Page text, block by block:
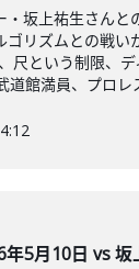
坂上祐生さんと
リズムとの戦い
尺という制限、デ
道館満員、プロレ
年5月10日 vs